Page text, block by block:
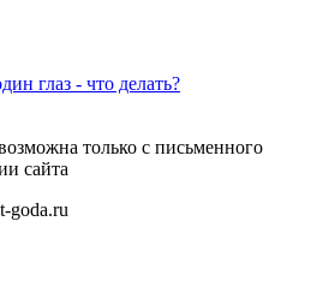
глаз - что делать?
только с письменного
сайта
goda.ru